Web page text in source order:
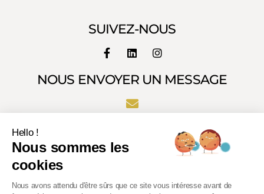
SUIVEZ-NOUS
NOUS ENVOYER UN MESSAGE
Hello !
Nous sommes les
cookies
Nous avons attendu d'être sûrs que ce site vous intéresse avant de